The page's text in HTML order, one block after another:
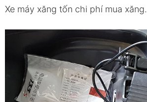
Xe máy xăng tốn chi phí mua xăng.